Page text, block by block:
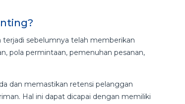
sebelumnya telah memberikan
pola permintaan, pemenuhan pesanan,
dan memastikan retensi pelanggan
Hal ini dapat dicapai dengan memiliki